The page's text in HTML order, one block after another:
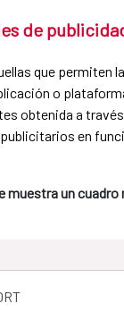
de
que permiten
o
obtenida a
en
muestra un